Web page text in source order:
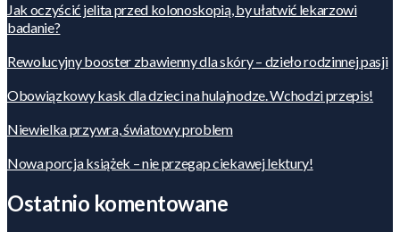
Jak oczyścić jelita przed kolonoskopią, by ułatwić lekarzowi
badanie?
Rewolucyjny booster zbawienny dla skóry – dzieło rodzinnej pasji
Obowiązkowy kask dla dzieci na hulajnodze. Wchodzi przepis!
Niewielka przywra, światowy problem
Nowa porcja książek – nie przegap ciekawej lektury!
Ostatnio komentowane